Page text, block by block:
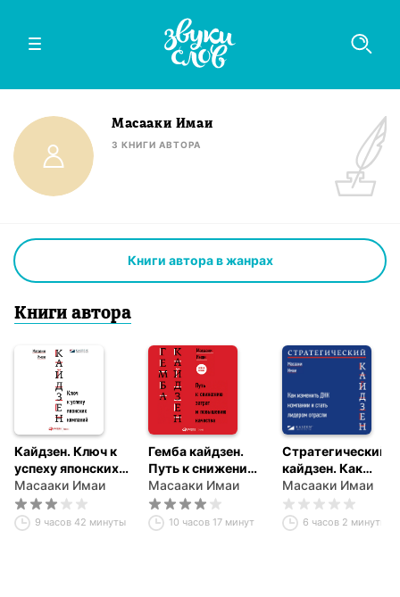
Масааки Имаи
3 КНИГИ АВТОРА
Книги автора в жанрах
Книги автора
Кайдзен. Ключ к
успеху японских
компаний
Масааки Имаи
9 часов 42 минуты
Гемба кайдзен.
Путь к снижению
затрат и
повышению
качества
Масааки Имаи
10 часов 17 минут
Стратегический
кайдзен. Как
изменить ДНК
компании и стать
лидером отрасли
Масааки Имаи
6 часов 2 минуты